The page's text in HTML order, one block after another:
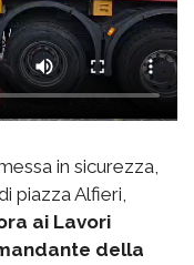
in sicurezza,
piazza Alfieri,
ai Lavori
della